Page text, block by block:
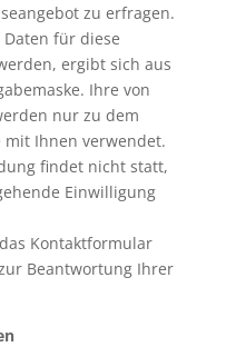
zu erfragen.
für diese
ergibt sich aus
Ihre von
nur zu dem
mit Ihnen verwendet.
findet nicht statt,
Einwilligung
Kontaktformular
Beantwortung Ihrer